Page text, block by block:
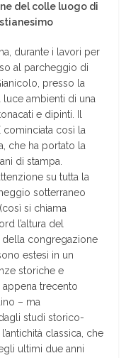
del colle luogo di
durante i lavori per
al parcheggio di
presso la
luce ambienti di una
e dipinti. Il
cominciata così la
che ha portato la
di stampa.
su tutta la
sotterraneo
si chiama
l’altura del
della congregazione
estesi in un
storiche e
appena trecento
– ma
studi storico-
classica, che
ultimi due anni